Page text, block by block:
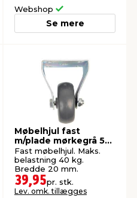
Webshop
Se mere
Møbelhjul fast
m/plade mørkegrå 50
mm
Fast møbelhjul. Maks.
belastning 40 kg.
Bredde 20 mm.
39,95pr. stk.
Lev. omk. tillægges